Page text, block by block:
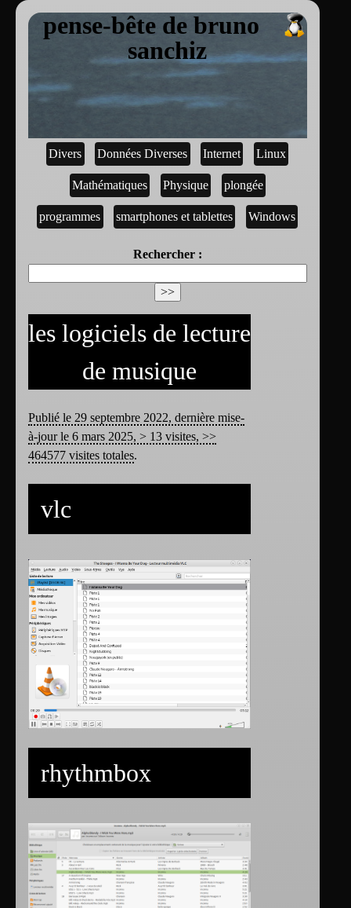
pense-bête de bruno
sanchiz
Divers Données Diverses Internet Linux
Mathématiques Physique plongée
programmes smartphones et tablettes Windows
Rechercher :
les logiciels de lecture
de musique
Publié le 29 septembre 2022, dernière mise-
à-jour le 6 mars 2025, > 13 visites, >>
464577 visites totales.
vlc
rhythmbox